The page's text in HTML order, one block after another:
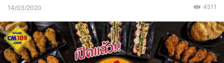
14/03/2020 4511